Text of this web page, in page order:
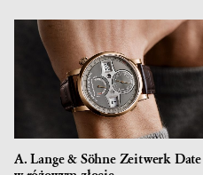
A. Lange & Söhne Zeitwerk Date